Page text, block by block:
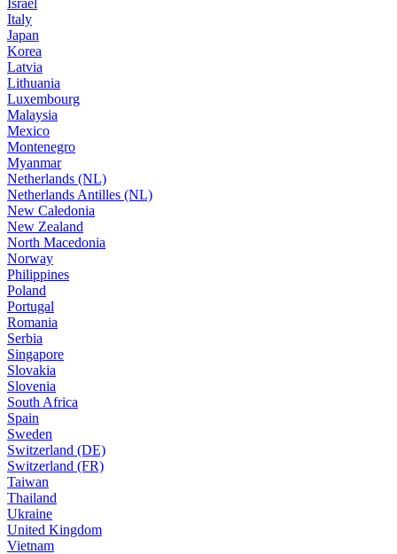
Italy
Japan
Korea
Latvia
Lithuania
Luxembourg
Malaysia
Mexico
Montenegro
Myanmar
Netherlands (NL)
Netherlands Antilles (NL)
New Caledonia
New Zealand
North Macedonia
Norway
Philippines
Poland
Portugal
Romania
Serbia
Singapore
Slovakia
Slovenia
South Africa
Spain
Sweden
Switzerland (DE)
Switzerland (FR)
Taiwan
Thailand
Ukraine
United Kingdom
Vietnam